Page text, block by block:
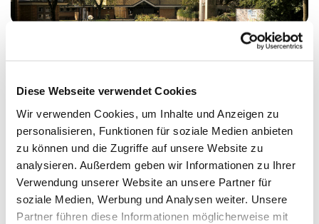
Diese Webseite verwendet Cookies
Wir verwenden Cookies, um Inhalte und Anzeigen zu
personalisieren, Funktionen für soziale Medien anbieten
zu können und die Zugriffe auf unsere Website zu
analysieren. Außerdem geben wir Informationen zu Ihrer
Verwendung unserer Website an unsere Partner für
soziale Medien, Werbung und Analysen weiter. Unsere
Partner führen diese Informationen möglicherweise mit
Treff für alle von 5 bis 13
Jahren in Vennhausen
Die Markusgemeinde ist eine kleine lebendige
Kirchengemeinde. Mit unserer Kinder- und
Jugendarbeit erreichen wir punktuell viele
Interessierte und verknüpfen die Kinder- und
Jugendarbeit mit anderen Bereichen der